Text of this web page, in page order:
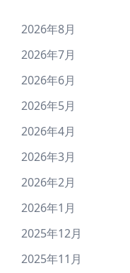
Ｎ)
しﾎ
ｰ
ﾙ]1･
6･
7･
9･
10･
11･
2026年8月
2026年7月
2026年6月
2026年5月
2026年4月
2026年3月
2026年2月
2026年1月
2025年12月
2025年11月